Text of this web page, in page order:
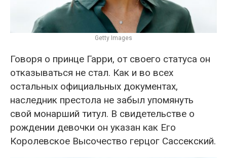
Getty Images
Говоря о принце Гарри, от своего статуса он
отказываться не стал. Как и во всех
остальных официальных документах,
наследник престола не забыл упомянуть
свой монарший титул. В свидетельстве о
рождении девочки он указан как Его
Королевское Высочество герцог Сассекский.